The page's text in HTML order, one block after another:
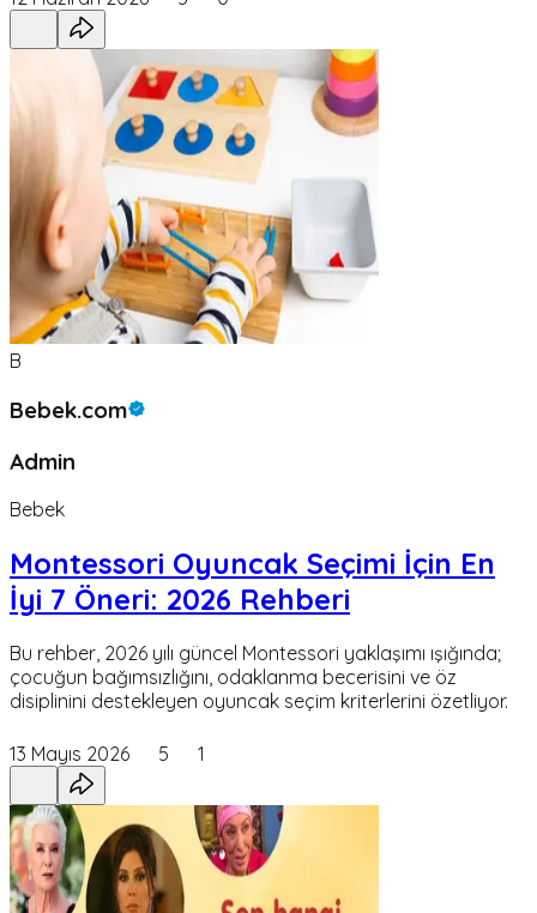
B
Bebek.com
Admin
Bebek
Montessori Oyuncak Seçimi İçin En
İyi 7 Öneri: 2026 Rehberi
Bu rehber, 2026 yılı güncel Montessori yaklaşımı ışığında;
çocuğun bağımsızlığını, odaklanma becerisini ve öz
disiplinini destekleyen oyuncak seçim kriterlerini özetliyor.
13 Mayıs 2026 5 1